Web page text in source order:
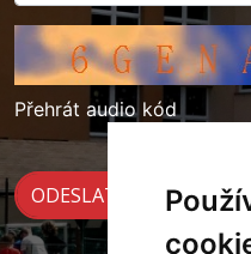
Přehrát audio kód